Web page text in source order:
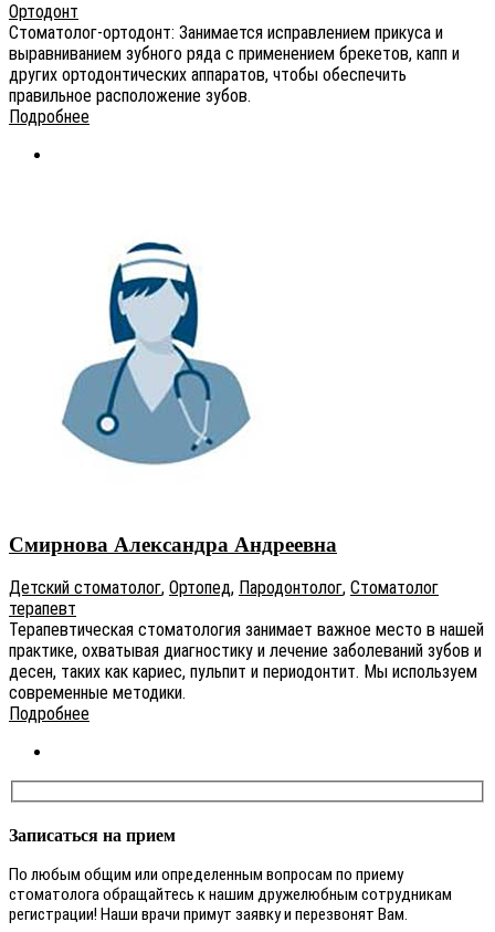
Ортодонт
Стоматолог-ортодонт: Занимается исправлением прикуса и
выравниванием зубного ряда с применением брекетов, капп и
других ортодонтических аппаратов, чтобы обеспечить
правильное расположение зубов.
Подробнее
Смирнова Александра Андреевна
Детский стоматолог, Ортопед, Пародонтолог, Стоматолог
терапевт
Терапевтическая стоматология занимает важное место в нашей
практике, охватывая диагностику и лечение заболеваний зубов и
десен, таких как кариес, пульпит и периодонтит. Мы используем
современные методики.
Подробнее
Записаться на прием
По любым общим или определенным вопросам по приему
стоматолога обращайтесь к нашим дружелюбным сотрудникам
регистрации! Наши врачи примут заявку и перезвонят Вам.